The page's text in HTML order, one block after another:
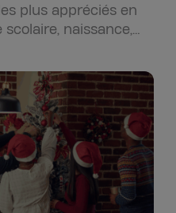
plus appréciés en
naissance,